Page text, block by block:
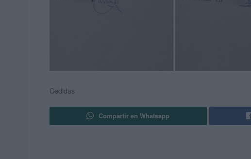
Cedidas
Compartir en Whatsapp